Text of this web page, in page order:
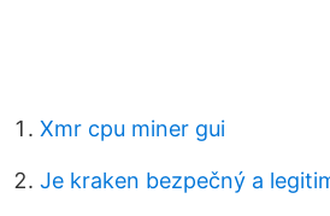
Xmr cpu miner gui
Je kraken bezpečný a